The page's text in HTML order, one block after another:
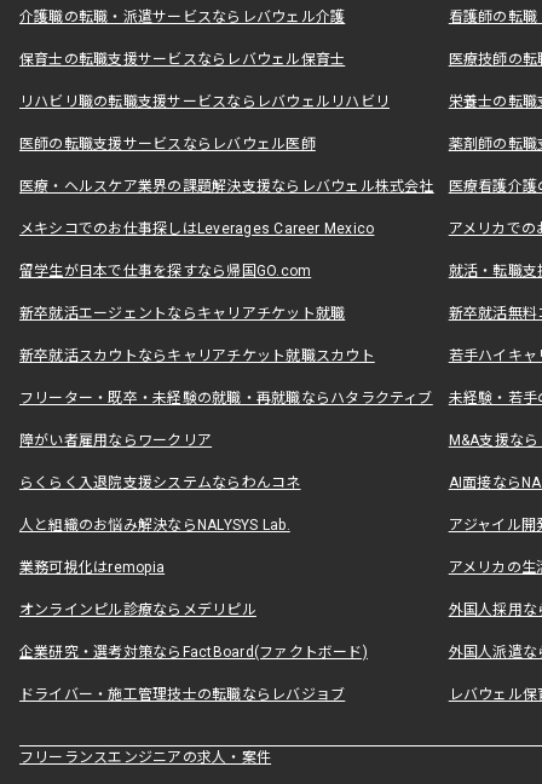
介護職の転職・派遣サービスならレバウェル介護 看護師の転
保育士の転職支援サービスならレバウェル保育士 医療技師の
リハビリ職の転職支援サービスならレバウェルリハビリ 栄養士の転
医師の転職支援サービスならレバウェル医師 薬剤師の転
医療・ヘルスケア業界の課題解決支援ならレバウェル株式会社 医療看護介
メキシコでのお仕事探しはLeverages Career Mexico アメリカで
留学生が日本で仕事を探すなら帰国GO.com 就活・転職
新卒就活エージェントならキャリアチケット就職 新卒就活無料
新卒就活スカウトならキャリアチケット就職スカウト 若手ハイキ
フリーター・既卒・未経験の就職・再就職ならハタラクティブ 未経験・若手
障がい者雇用ならワークリア M&A支援な
らくらく入退院支援システムならわんコネ AI面接なら
人と組織のお悩み解決ならNALYSYS Lab. アジャイル
業務可視化はremopia アメリカの
オンラインピル診療ならメデリピル 外国人採用
企業研究・選考対策ならFactBoard(ファクトボード) 外国人派遣な
ドライバー・施工管理技士の転職ならレバジョブ レバウェル
フリーランスエンジニアの求人・案件